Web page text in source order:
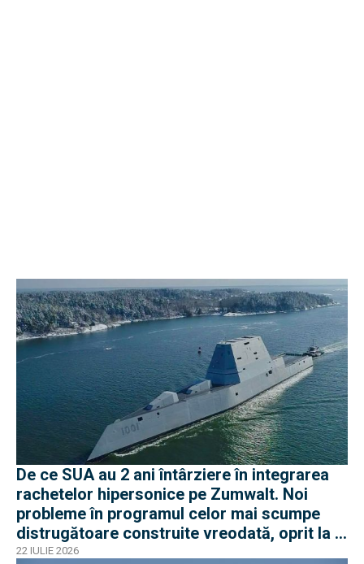
De ce SUA au 2 ani întârziere în integrarea
rachetelor hipersonice pe Zumwalt. Noi
probleme în programul celor mai scumpe
distrugătoare construite vreodată, oprit la 3
nave
22 IULIE 2026